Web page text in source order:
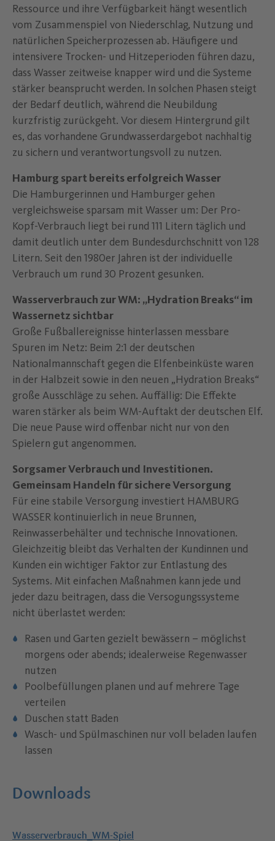
Ressource und ihre Verfügbarkeit hängt wesentlich
vom Zusammenspiel von Niederschlag, Nutzung und
natürlichen Speicherprozessen ab. Häufigere und
intensivere Trocken- und Hitzeperioden führen dazu,
dass Wasser zeitweise knapper wird und die Systeme
stärker beansprucht werden. In solchen Phasen steigt
der Bedarf deutlich, während die Neubildung
kurzfristig zurückgeht. Vor diesem Hintergrund gilt
es, das vorhandene Grundwasserdargebot nachhaltig
zu sichern und verantwortungsvoll zu nutzen.
Hamburg spart bereits erfolgreich Wasser
Die Hamburgerinnen und Hamburger gehen
vergleichsweise sparsam mit Wasser um: Der Pro-
Kopf-Verbrauch liegt bei rund 111 Litern täglich und
damit deutlich unter dem Bundesdurchschnitt von 128
Litern. Seit den 1980er Jahren ist der individuelle
Verbrauch um rund 30 Prozent gesunken.
Wasserverbrauch zur WM: „Hydration Breaks“ im
Wassernetz sichtbar
Große Fußballereignisse hinterlassen messbare
Spuren im Netz: Beim 2:1 der deutschen
Nationalmannschaft gegen die Elfenbeinküste waren
in der Halbzeit sowie in den neuen „Hydration Breaks“
große Ausschläge zu sehen. Auffällig: Die Effekte
waren stärker als beim WM-Auftakt der deutschen Elf.
Die neue Pause wird offenbar nicht nur von den
Spielern gut angenommen.
Sorgsamer Verbrauch und Investitionen.
Gemeinsam Handeln für sichere Versorgung
Für eine stabile Versorgung investiert HAMBURG
WASSER kontinuierlich in neue Brunnen,
Reinwasserbehälter und technische Innovationen.
Gleichzeitig bleibt das Verhalten der Kundinnen und
Kunden ein wichtiger Faktor zur Entlastung des
Systems. Mit einfachen Maßnahmen kann jede und
jeder dazu beitragen, dass die Versogungssysteme
nicht überlastet werden:
Rasen und Garten gezielt bewässern – möglichst
morgens oder abends; idealerweise Regenwasser
nutzen
Poolbefüllungen planen und auf mehrere Tage
verteilen
Duschen statt Baden
Wasch- und Spülmaschinen nur voll beladen laufen
lassen
Downloads
Wasserverbrauch_WM-Spiel